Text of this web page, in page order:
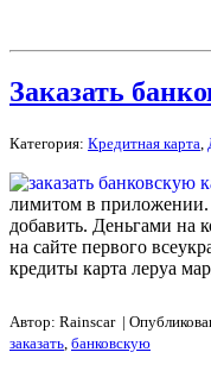
Заказать
Категория: Кредитная карта,
лимитом в приложении.
добавить. Деньгами на
на сайте первого
кредиты карта леруа
Автор: Rainscar |
заказать, банковскую